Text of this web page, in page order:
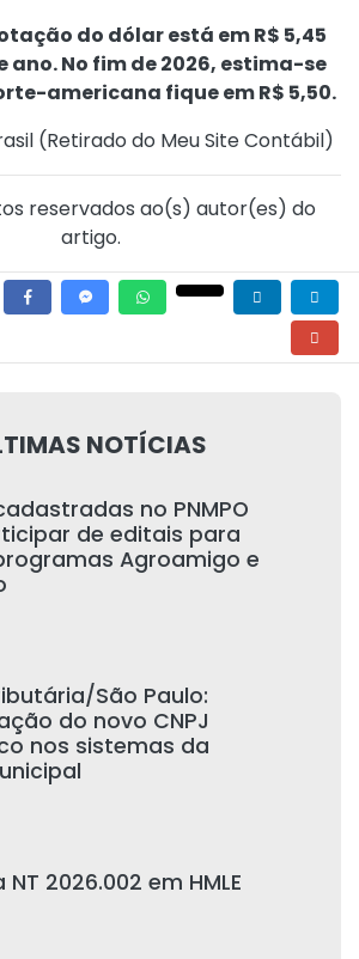
do dólar está em R$ 5,45
ano. No fim de 2026, estima-se
americana fique em R$ 5,50.
(Retirado do Meu Site Contábil)
reservados ao(s) autor(es) do
artigo.
NOTÍCIAS
no PNMPO
de editais para
Agroamigo e
São Paulo:
do novo CNPJ
nos sistemas da
2026.002 em HMLE